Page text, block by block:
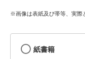
※画像は表紙及び帯等、実際
紙書籍